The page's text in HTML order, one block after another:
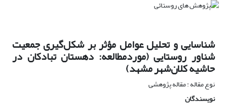
شناسایی و تحلیل عوامل مؤثر بر شکل‌گیری جمعیت
شناور روستایی (موردمطالعه: دهستان تبادکان در
حاشیه کلان‌شهر مشهد)
نوع مقاله : مقاله پژوهشی
نویسندگان